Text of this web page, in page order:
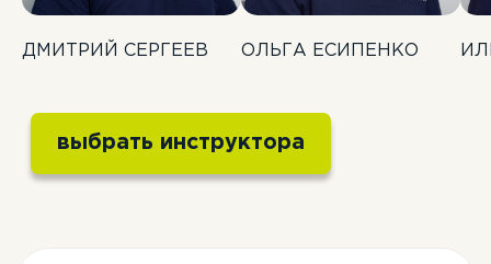
ДМИТРИЙ СЕРГЕЕВ ОЛЬГА ЕСИПЕНКО